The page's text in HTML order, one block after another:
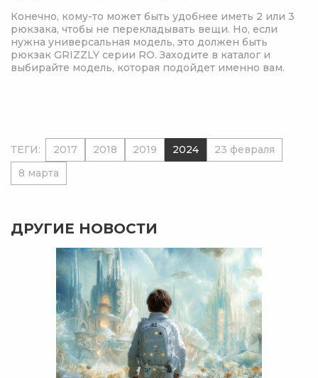
Конечно, кому-то может быть удобнее иметь 2 или 3
рюкзака, чтобы не перекладывать вещи. Но, если
нужна универсальная модель, это должен быть
рюкзак GRIZZLY серии RO. Заходите в каталог и
выбирайте модель, которая подойдет именно вам.
ТЕГИ: 2017 2018 2019 2024
23 февраля
8 марта
ДРУГИЕ НОВОСТИ